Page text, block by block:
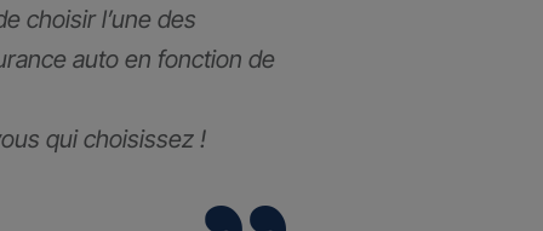
choisir l’une des
auto en fonction de
qui choisissez !